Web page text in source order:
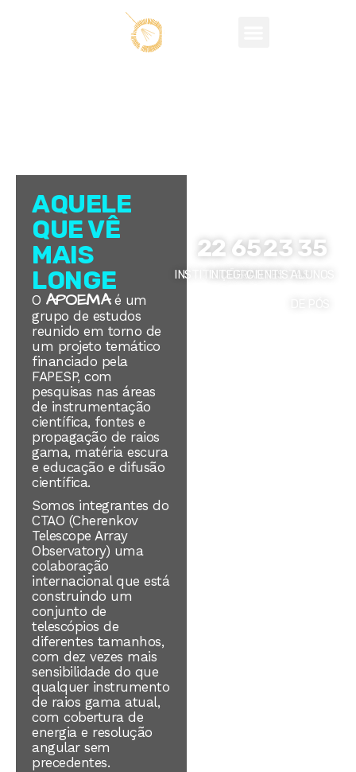
AQUELE
QUE VÊ
MAIS
LONGE
O APOEMAé um
grupo de estudos
reunido em torno de
um projeto temático
financiado pela
FAPESP, com
pesquisas nas áreas
de instrumentação
científica, fontes e
propagação de raios
gama, matéria escura
e educação e difusão
científica.
Somos integrantes do
CTAO (Cherenkov
Telescope Array
Observatory) uma
colaboração
internacional que está
construindo um
conjunto de
telescópios de
diferentes tamanhos,
com dez vezes mais
sensibilidade do que
qualquer instrumento
de raios gama atual,
com cobertura de
energia e resolução
angular sem
precedentes.
INSTITUIÇÕES
22
INTEGRANTES
65
CIENTISTAS
23
ALUNOS
35